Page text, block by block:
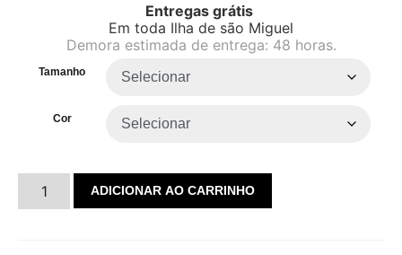
Entregas grátis
Em toda Ilha de são Miguel
Demora estimada de entrega: 48 horas.
Tamanho
Cor
ADICIONAR AO CARRINHO